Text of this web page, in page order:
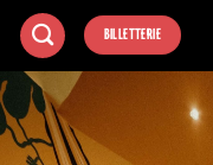
Passer
contenu
BILLETTERIE